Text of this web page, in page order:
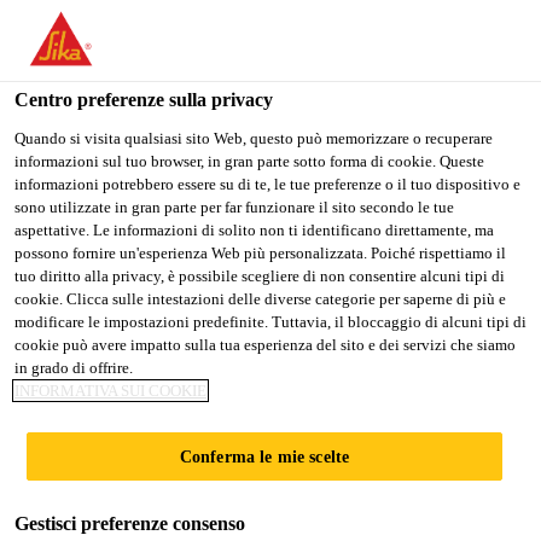
Stai visitando il sito web della "Sika Schweiz AG", sembra che si
stia accedendo da "Stati Uniti". Esiste un sito web separato per il
vostro paese.
PASSARE A
SIKA USA
RIMANERE SIKA
SCHWEIZ AG
SELEZIONARE
IL PAESE
Sika Schweiz AG
DETTAGLI CAD
Centro preferenze sulla privacy
Quando si visita qualsiasi sito Web, questo può memorizzare o recuperare
informazioni sul tuo browser, in gran parte sotto forma di cookie. Queste
informazioni potrebbero essere su di te, le tue preferenze o il tuo dispositivo e
sono utilizzate in gran parte per far funzionare il sito secondo le tue
aspettative. Le informazioni di solito non ti identificano direttamente, ma
possono fornire un'esperienza Web più personalizzata. Poiché rispettiamo il
tuo diritto alla privacy, è possibile scegliere di non consentire alcuni tipi di
cookie. Clicca sulle intestazioni delle diverse categorie per saperne di più e
modificare le impostazioni predefinite. Tuttavia, il bloccaggio di alcuni tipi di
cookie può avere impatto sulla tua esperienza del sito e dei servizi che siamo
in grado di offrire.
INFORMATIVA SUI COOKIE
Conferma le mie scelte
Gestisci preferenze consenso